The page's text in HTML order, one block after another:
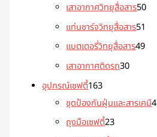
เสาอากาศวิทยุสื่อสาร50
แท่นชาร์จวิทยุสื่อสาร51
แบตเตอรี่วิทยุสื่อสาร49
เสาอากาศติดรถ30
อุปกรณ์เซฟตี้163
ชุดป้องกันฝุ่นและสารเคมี4
ถุงมือเซฟตี้23